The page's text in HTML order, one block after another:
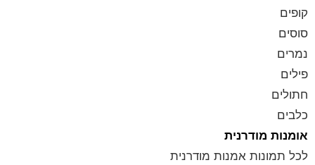
קופים
סוסים
נמרים
פילים
חתולים
כלבים
אומנות מודרנית
לכל תמונות אמנות מודרנית